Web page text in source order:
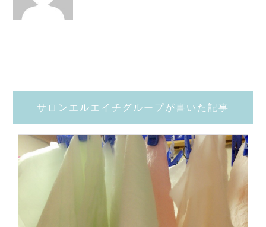
サロンエルエイチグループが書いた記事